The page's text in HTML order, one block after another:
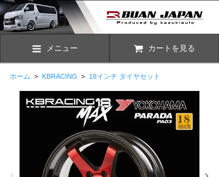
メニュー カートを見る
ホーム > KBRACING > 18インチ タイヤセット